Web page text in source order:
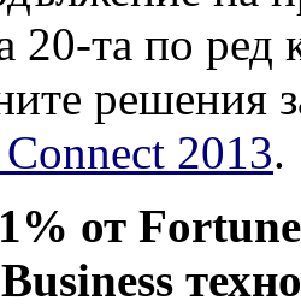
20-та по ред
решения
2013.
от